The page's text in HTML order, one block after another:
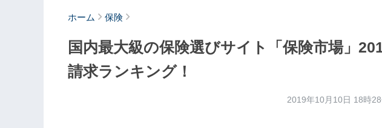
ホーム 保険
国内最大級の保険選びサイト「保険市場」
請求ランキング！
2019年10月10日 18時